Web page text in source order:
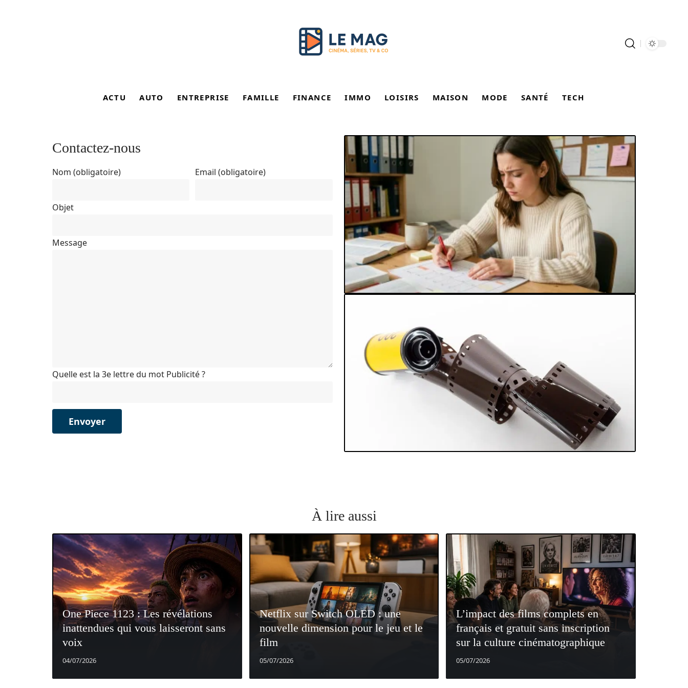
ACTU AUTO ENTREPRISE FAMILLE FINANCE IMMO LOISIRS MAISON MODE SANTÉ TECH
Contactez-nous
Nom (obligatoire) Email (obligatoire)
Objet
Message
Quelle est la 3e lettre du mot Publicité ?
À lire aussi
One Piece 1123 : Les révélations
inattendues qui vous laisseront sans
voix
04/07/2026
Netflix sur Switch OLED : une
nouvelle dimension pour le jeu et le
film
05/07/2026
L’impact des films complets en
français et gratuit sans inscription
sur la culture cinématographique
05/07/2026